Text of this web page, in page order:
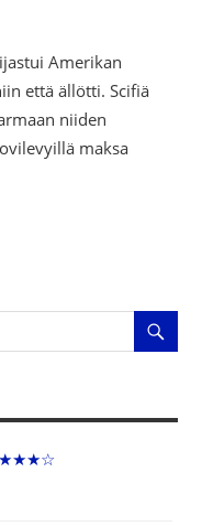
Amerikan
että ällötti. Scifiä
niiden
maksa